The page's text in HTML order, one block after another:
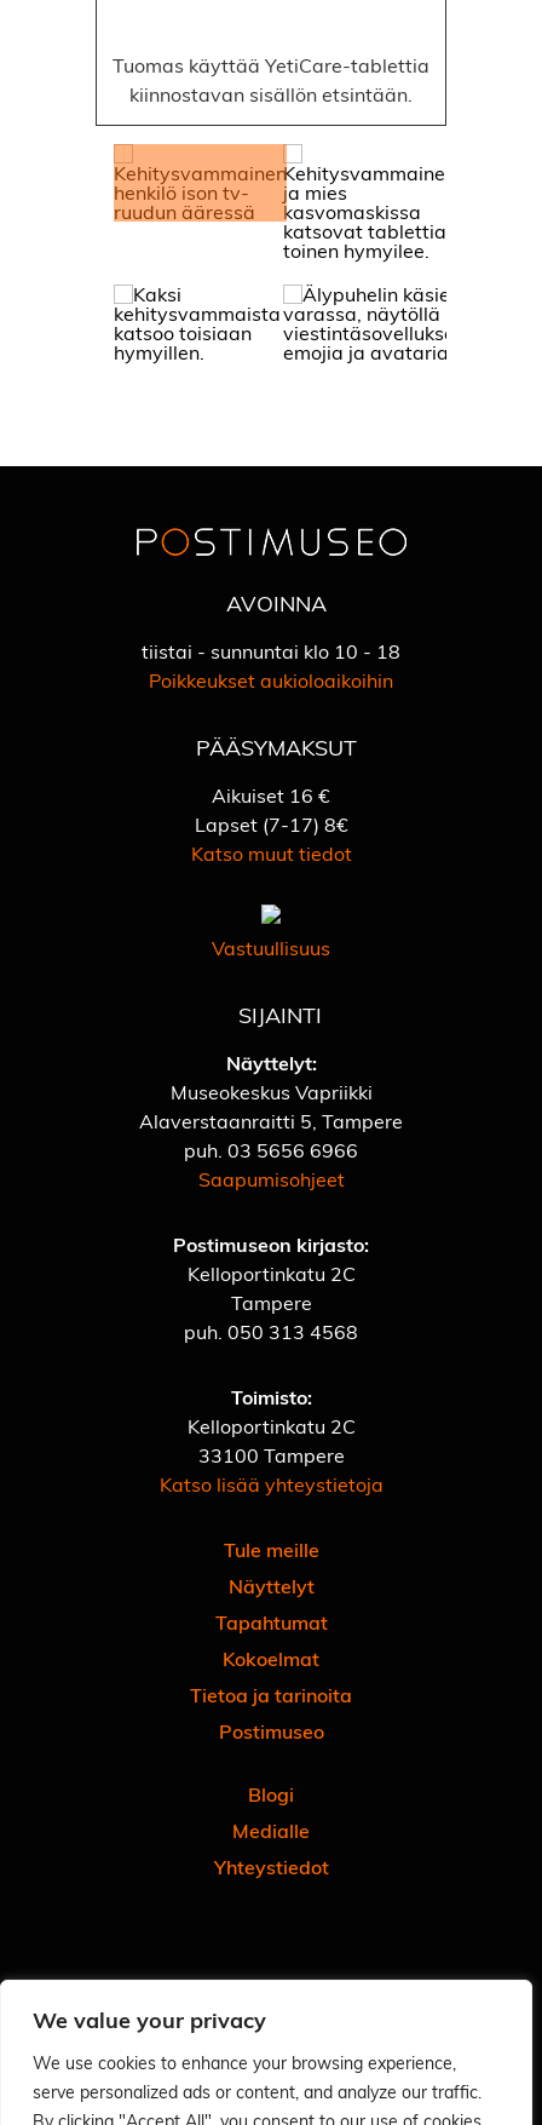
We value your privacy
We use cookies to enhance your browsing experience,
serve personalized ads or content, and analyze our traffic.
Tuomas käyttää YetiCare-tablettia
kiinnostavan sisällön etsintään.
AVOINNA
tiistai - sunnuntai klo 10 - 18
Poikkeukset aukioloaikoihin
PÄÄSYMAKSUT
Aikuiset 16 €
Lapset (7-17) 8€
Katso muut tiedot
Vastuullisuus
SIJAINTI
Näyttelyt:
Museokeskus Vapriikki
Alaverstaanraitti 5, Tampere
puh. 03 5656 6966
Saapumisohjeet
Postimuseon kirjasto:
Kelloportinkatu 2C
Tampere
puh. 050 313 4568
Toimisto:
Kelloportinkatu 2C
33100 Tampere
Katso lisää yhteystietoja
Tule meille
Näyttelyt
Tapahtumat
Kokoelmat
Tietoa ja tarinoita
Postimuseo
Blogi
Medialle
Yhteystiedot
Tilaa uutiskirjeemme
Anna meille palautetta
Arvioi käyntisi Googlessa - autat meitä ja muita